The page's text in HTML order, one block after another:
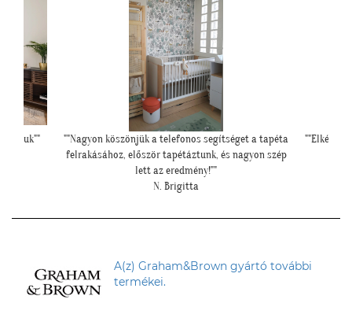
a tapéta
""Elkészült a szoba, nagyon szépen lett. Köszönjük""
E. Réka
A(z) Graham&Brown gyártó további
termékei.